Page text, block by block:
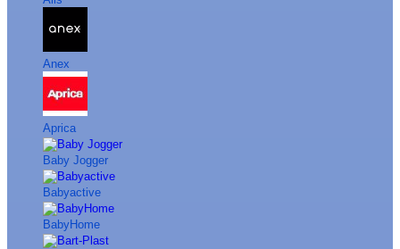
Anex
Aprica
Baby Jogger
Babyactive
BabyHome